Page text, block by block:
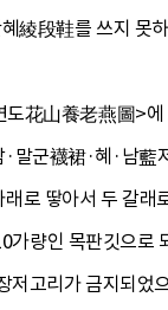
綾段鞋를 쓰지
花山養老燕圖>
말군襪裙·혜·남
로 땋아서 두 갈래
량인 목판깃으로
고리가 금지되